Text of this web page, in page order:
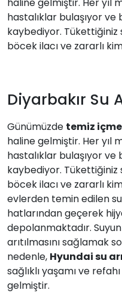
hastalıklar bulaşıyor ve
kaybediyor. Tükettiğiniz
böcek ilacı ve zararlı
Diyarbakır Su
Günümüzde temiz
haline gelmiştir. Her yıl
hastalıklar bulaşıyor ve
kaybediyor. Tükettiğiniz
böcek ilacı ve zararlı
evlerden temin edilen
hatlarından geçerek
depolanmaktadır.
arıtılmasını sağlamak
nedenle, Hyundai su
sağlıklı yaşamı ve
gelmiştir.